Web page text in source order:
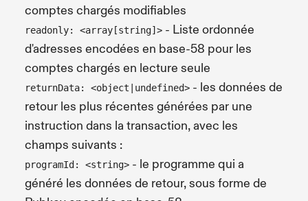
comptes chargés modifiables
readonly: <array[string]> - Liste ordonnée
d'adresses encodées en base-58 pour les
comptes chargés en lecture seule
returnData: <object|undefined> - les données de
retour les plus récentes générées par une
instruction dans la transaction, avec les
champs suivants :
programId: <string> - le programme qui a
généré les données de retour, sous forme de